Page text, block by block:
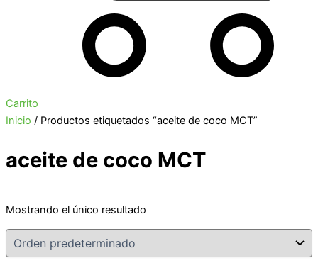
Carrito
Inicio / Productos etiquetados “aceite de coco MCT”
aceite de coco MCT
Mostrando el único resultado